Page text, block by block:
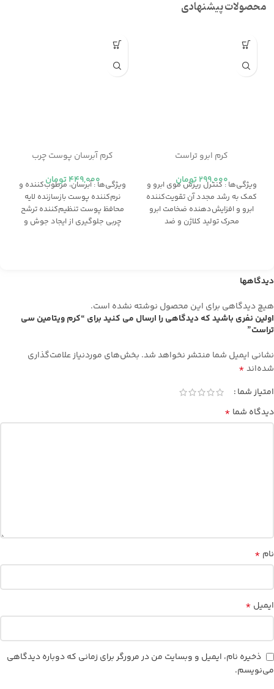
محصولات پیشنهادی
کرم ابرو تراست
299,000 تومان
ویژگی‌ها : كنترل ريزش موي ابرو و
كمك به رشد مجدد آن تقويت‌كننده
ابرو و افزايش‌دهنده ضخامت ابرو
محرك توليد كلاژن و ضد
کرم آبرسان پوست چرب
449,000 تومان
ویژگی‌ها : آبرسان، مرطوب‌كننده و
نرم‌كننده پوست بازسازنده لايه
محافظ پوست تنظيم‌كننده ترشح
چربی جلوگيري از ايجاد جوش و
دیدگاهها
هیچ دیدگاهی برای این محصول نوشته نشده است.
اولین نفری باشید که دیدگاهی را ارسال می کنید برای “کرم ویتامین سی
تراست”
نشانی ایمیل شما منتشر نخواهد شد. بخش‌های موردنیاز علامت‌گذاری
شده‌اند*
امتیاز شما
دیدگاه شما *
نام *
ایمیل *
ذخیره نام، ایمیل و وبسایت من در مرورگر برای زمانی که دوباره دیدگاهی
می‌نویسم.